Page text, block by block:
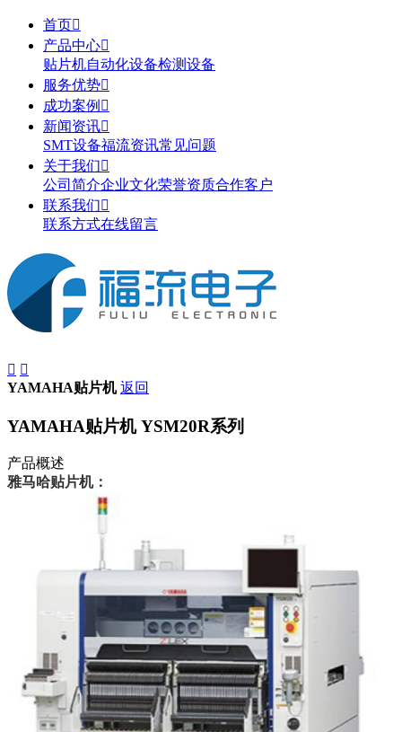
首页
产品中心
贴片机自动化设备检测设备
服务优势
成功案例 
新闻资讯
SMT设备福流资讯常见问题
关于我们
公司简介企业文化荣誉资质合作客户
联系我们
联系方式在线留言
 
YAMAHA贴片机 返回
YAMAHA贴片机 YSM20R系列
产品概述
雅马哈贴片机：